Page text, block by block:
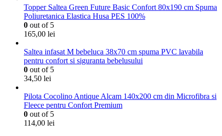
Topper Saltea Green Future Basic Confort 80x190 cm Spuma
Poliuretanica Elastica Husa PES 100%
0 out of 5
165,00 lei
Saltea infasat M bebeluca 38x70 cm spuma PVC lavabila
pentru confort si siguranta bebelusului
0 out of 5
34,50 lei
Pilota Cocolino Antique Alcam 140x200 cm din Microfibra si
Fleece pentru Confort Premium
0 out of 5
114,00 lei